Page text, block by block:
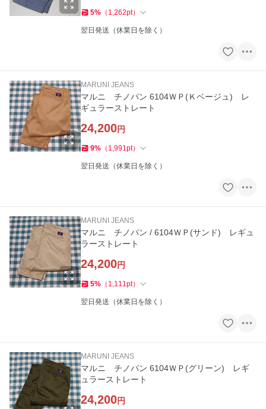
5% （ 1,262pt）
翌日発送（休業日を除く）
MARUNI JEANS
マルニ チノパン 6104ＷＰ(Ｋベージュ) レ
ギュラーストレート
24,200円
9% （ 1,991pt）
翌日発送（休業日を除く）
MARUNI JEANS
マルニ チノパン / 6104ＷＰ(サンド) レギュ
ラーストレート
24,200円
5% （ 1,111pt）
翌日発送（休業日を除く）
MARUNI JEANS
マルニ チノパン 6104ＷＰ(グリーン) レギ
ュラーストレート
24,200円